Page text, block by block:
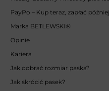
PayPo – Kup teraz, zapłać
Marka BETLEWSKI®
Opinie
Kariera
Jak dobrać rozmiar paska?
Jak skrócić pasek?